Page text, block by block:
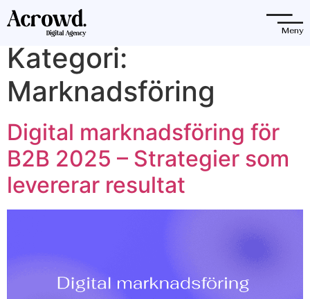
Observera:
Denna
innehåller
tillgänglighetssystem.
Meny
Kategori:
Marknadsföring
Digital marknadsföring för
B2B 2025 – Strategier som
levererar resultat